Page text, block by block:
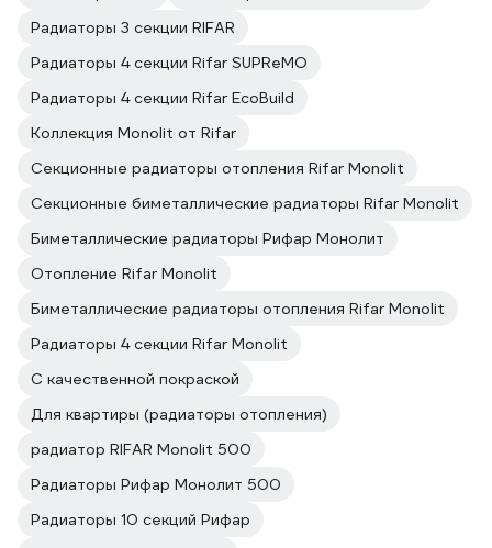
Радиаторы 3 секции RIFAR
Радиаторы 4 секции Rifar SUPReMO
Радиаторы 4 секции Rifar EcoBuild
Коллекция Monolit от Rifar
Секционные радиаторы отопления Rifar Monolit
Секционные биметаллические радиаторы Rifar Monolit
Биметаллические радиаторы Рифар Монолит
Отопление Rifar Monolit
Биметаллические радиаторы отопления Rifar Monolit
Радиаторы 4 секции Rifar Monolit
С качественной покраской
Для квартиры (радиаторы отопления)
радиатор RIFAR Monolit 500
Радиаторы Рифар Монолит 500
Радиаторы 10 секций Рифар